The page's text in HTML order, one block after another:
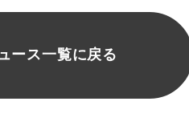
ース一覧に戻る